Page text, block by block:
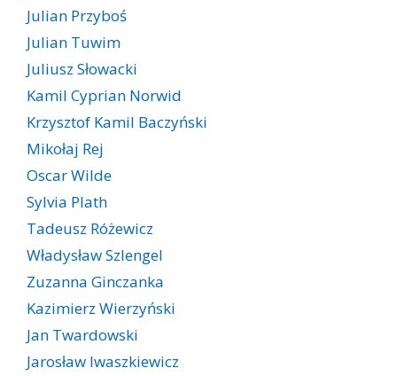
Julian Przyboś
Julian Tuwim
Juliusz Słowacki
Kamil Cyprian Norwid
Krzysztof Kamil Baczyński
Mikołaj Rej
Oscar Wilde
Sylvia Plath
Tadeusz Różewicz
Władysław Szlengel
Zuzanna Ginczanka
Kazimierz Wierzyński
Jan Twardowski
Jarosław Iwaszkiewicz